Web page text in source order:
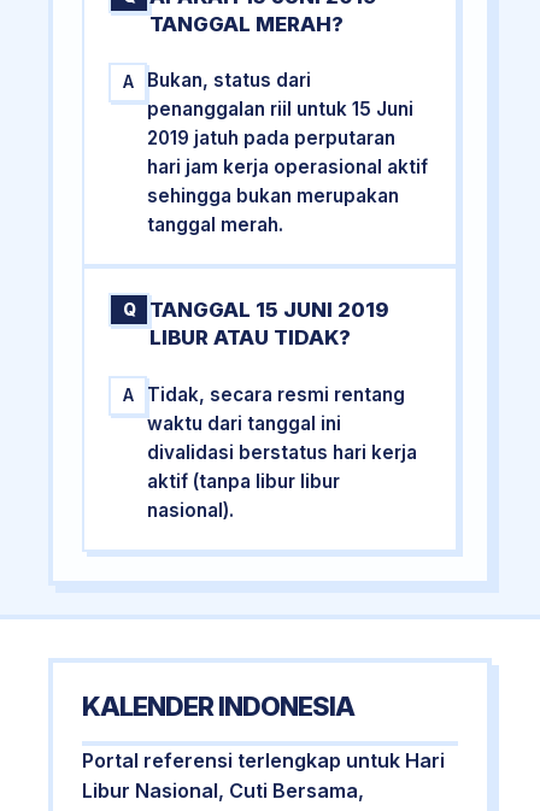
TANGGAL MERAH?
A
Bukan, status dari
penanggalan riil untuk 15 Juni
2019 jatuh pada perputaran
hari jam kerja operasional aktif
sehingga bukan merupakan
tanggal merah.
Q
TANGGAL 15 JUNI 2019
LIBUR ATAU TIDAK?
A
Tidak, secara resmi rentang
waktu dari tanggal ini
divalidasi berstatus hari kerja
aktif (tanpa libur libur
nasional).
KALENDER INDONESIA
Portal referensi terlengkap untuk Hari
Libur Nasional, Cuti Bersama,